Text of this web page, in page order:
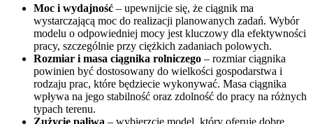
Moc i wydajność – upewnijcie się, że ciągnik ma
wystarczającą moc do realizacji planowanych zadań. Wybór
modelu o odpowiedniej mocy jest kluczowy dla efektywności
pracy, szczególnie przy ciężkich zadaniach polowych.
Rozmiar i masa ciągnika rolniczego – rozmiar ciągnika
powinien być dostosowany do wielkości gospodarstwa i
rodzaju prac, które będziecie wykonywać. Masa ciągnika
wpływa na jego stabilność oraz zdolność do pracy na różnych
typach terenu.